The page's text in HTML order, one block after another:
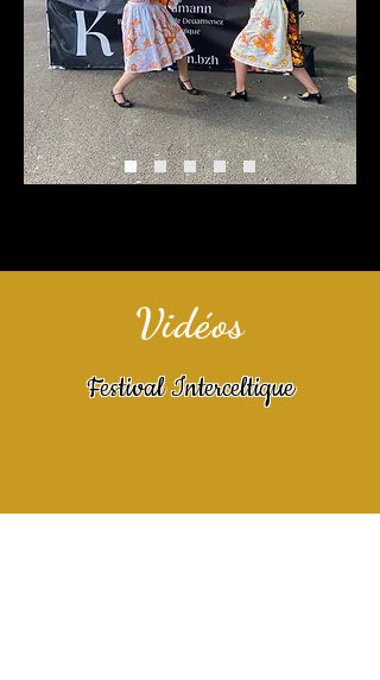
Vidéos
Festival Interceltique